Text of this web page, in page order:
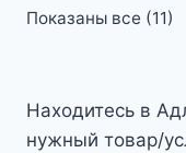
Показаны все (11)
Находитесь в
нужный товар/